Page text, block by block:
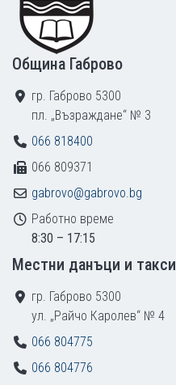
Община Габрово
гр. Габрово 5300
пл. „Възраждане“ № 3
066 818400
066 809371
gabrovo@gabrovo.bg
Работно време
8:30 – 17:15
Местни данъци и такси
гр. Габрово 5300
ул. „Райчо Каролев“ № 4
066 804775
066 804776